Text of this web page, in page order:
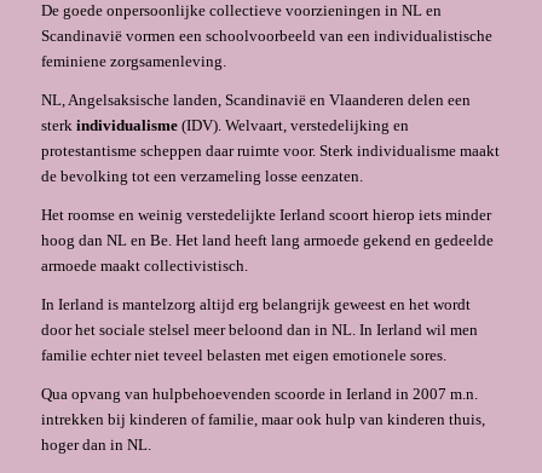
De goede onpersoonlijke collectieve voorzieningen in NL en
Scandinavië vormen een schoolvoorbeeld van een individualistische
feminiene zorgsamenleving.
NL, Angelsaksische landen, Scandinavië en Vlaanderen delen een
sterk individualisme(IDV). Welvaart, verstedelijking en
protestantisme scheppen daar ruimte voor. Sterk individualisme maakt
de bevolking tot een verzameling losse eenzaten.
Het roomse en weinig verstedelijkte Ierland scoort hierop iets minder
hoog dan NL en Be. Het land heeft lang armoede gekend en gedeelde
armoede maakt collectivistisch.
In Ierland is mantelzorg altijd erg belangrijk geweest en het wordt
door het sociale stelsel meer beloond dan in NL. In Ierland wil men
familie echter niet teveel belasten met eigen emotionele sores.
Qua opvang van hulpbehoevenden scoorde in Ierland in 2007 m.n.
intrekken bij kinderen of familie, maar ook hulp van kinderen thuis,
hoger dan in NL.